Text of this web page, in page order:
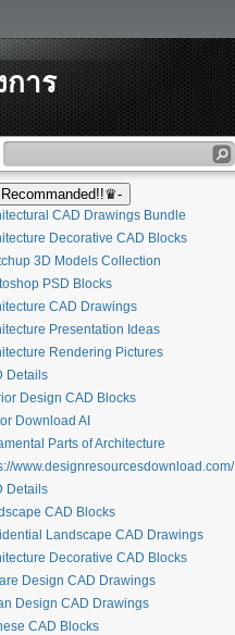
การ
CAD Drawings Bundle
Decorative CAD Blocks
3D Models Collection
PSD Blocks
CAD Drawings
Presentation Ideas
Rendering Pictures
Details
Design CAD Blocks
Download AI
Parts of Architecture
www.designresourcesdownload.com/
Details
CAD Blocks
Landscape CAD Drawings
Decorative CAD Blocks
Design CAD Drawings
Design CAD Drawings
CAD Blocks